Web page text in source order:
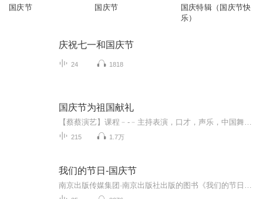
国庆节 国庆节
国庆特辑（国庆节快
乐）
庆祝七一和国庆节
24 1818
国庆节为祖国献礼
215 1.7万
我们的节日-国庆节